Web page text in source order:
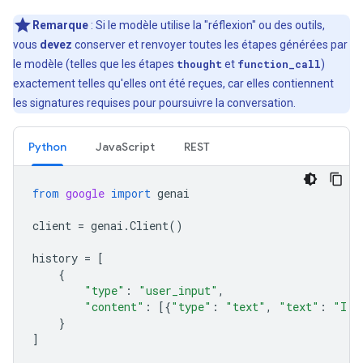
Remarque : Si le modèle utilise la "réflexion" ou des outils,
vous devez conserver et renvoyer toutes les étapes générées par
le modèle (telles que les étapes thought et function_call)
exactement telles qu'elles ont été reçues, car elles contiennent
les signatures requises pour poursuivre la conversation.
Python JavaScript REST
from google import genai
client = genai .Client()
history = [
{
"type" : "user_input" ,
"content" : [{"type" : "text" , "text" :
"I
}
]